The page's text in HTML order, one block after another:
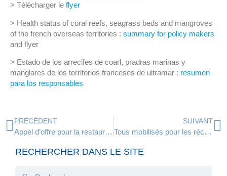
> Télécharger le flyer
> Health status of coral reefs, seagrass beds and mangroves
of the french overseas territories : summary for policy makers
and flyer
> Estado de los arrecifes de coarl, pradras marinas y
manglares de los territorios franceses de ultramar : resumen
para los responsables
PRÉCÉDENT
Appel d’offre pour la restauration intégrée d’herbiers dans le cadre du projet Carib-Coast
SUIVANT
Tous mobilisés pour les récifs coralliens !
RECHERCHER DANS LE SITE